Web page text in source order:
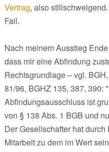
Vertrag, also
Fall.
Nach meinem Ausstieg
dass mir eine Abfindung
Rechtsgrundlage – vgl.
81/96, BGHZ 135, 387, 390:
Abfindungsausschluss ist
von § 138 Abs. 1 BGB und
Der Gesellschafter hat
Mitarbeit zu dem im Wert